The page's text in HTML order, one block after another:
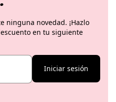
ninguna novedad. ¡Hazlo
en tu siguiente
Iniciar sesión